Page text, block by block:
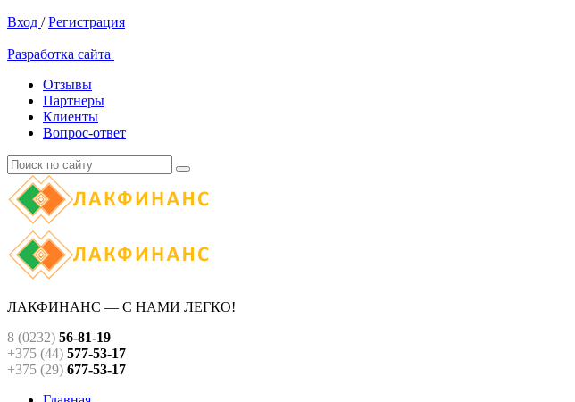
Вход /Регистрация
Разработка сайта
Отзывы
Партнеры
Клиенты
Вопрос-ответ
ЛАКФИНАНС — С НАМИ ЛЕГКО!
8 (0232) 56-81-19
+375 (44) 577-53-17
+375 (29) 677-53-17